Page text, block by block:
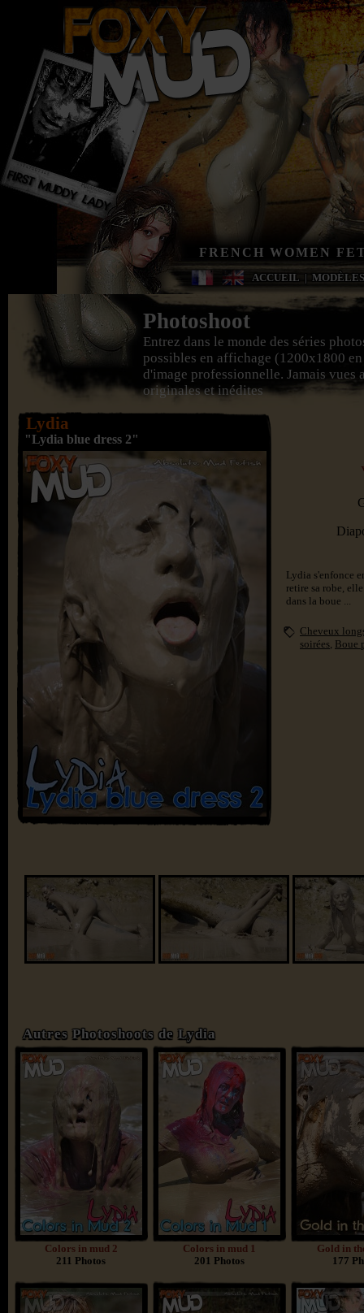
FRENCH WOMEN
ACCUEIL | MODÈLES
Photoshoot
Entrez dans le monde des séries
possibles en affichage (1200x1800
d'image professionnelle. Jamais vues
originales et inédites
Lydia
"Lydia blue dress 2"
Lydia s'enfonce
retire sa robe,
dans la boue ...
Cheveux
soirées, Boue
Autres Photoshoots de Lydia
Colors in mud 2
211 Photos
Colors in mud 1
201 Photos
Gold in
177